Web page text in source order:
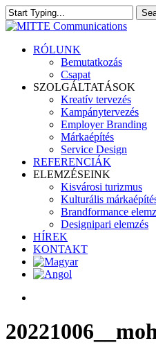
Skip
to
content
Close
search
Menu
RÓLUNK
Bemutatkozás
Csapat
SZOLGÁLTATÁSOK
Kreatív tervezés
Kampánytervezés
Employer Branding
Márkaépítés
Service Design
REFERENCIÁK
ELEMZÉSEINK
Kisvárosi turizmus
Kulturális
Brandformance
Designipari elemzés
HÍREK
KONTAKT